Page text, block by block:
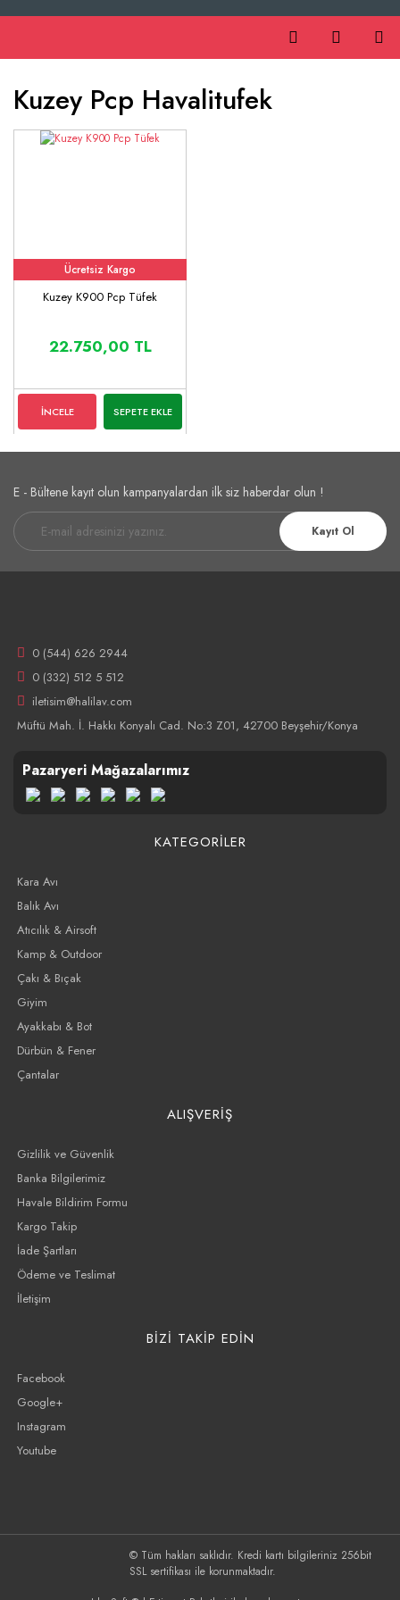
Kuzey Pcp Havalitufek
Ücretsiz Kargo
Kuzey K900 Pcp Tüfek
22.750,00 TL
İNCELE SEPETE EKLE
E - Bültene kayıt olun kampanyalardan ilk siz haberdar olun !
Kayıt Ol
0 (544) 626 2944
0 (332) 512 5 512
iletisim@halilav.com
Müftü Mah. İ. Hakkı Konyalı Cad. No:3 Z01, 42700 Beyşehir/Konya
Pazaryeri Mağazalarımız
KATEGORİLER
Kara Avı
Balık Avı
Atıcılık & Airsoft
Kamp & Outdoor
Çakı & Bıçak
Giyim
Ayakkabı & Bot
Dürbün & Fener
Çantalar
ALIŞVERİŞ
Gizlilik ve Güvenlik
Banka Bilgilerimiz
Havale Bildirim Formu
Kargo Takip
İade Şartları
Ödeme ve Teslimat
İletişim
BİZİ TAKİP EDİN
Facebook
Google+
Instagram
Youtube
© Tüm hakları saklıdır. Kredi kartı bilgileriniz 256bit
SSL sertifikası ile korunmaktadır.